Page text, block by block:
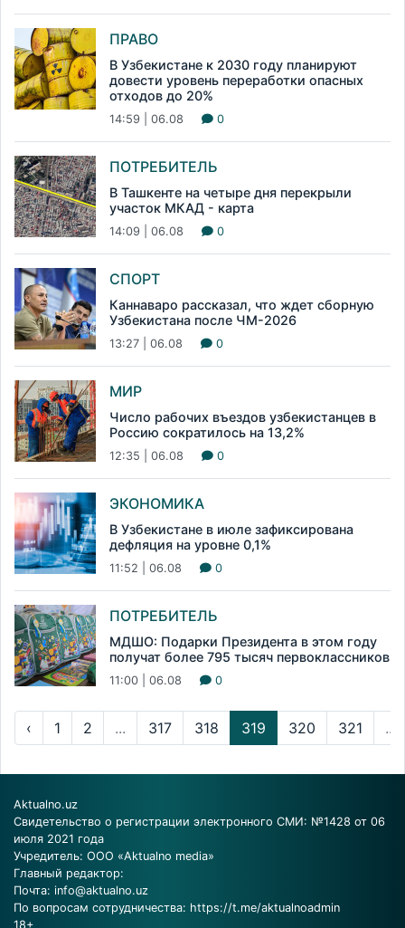
ПРАВО
В Узбекистане к 2030 году планируют
довести уровень переработки опасных
отходов до 20%
14:59 | 06.08 0
ПОТРЕБИТЕЛЬ
В Ташкенте на четыре дня перекрыли
участок МКАД - карта
14:09 | 06.08 0
СПОРТ
Каннаваро рассказал, что ждет сборную
Узбекистана после ЧМ-2026
13:27 | 06.08 0
МИР
Число рабочих въездов узбекистанцев в
Россию сократилось на 13,2%
12:35 | 06.08 0
ЭКОНОМИКА
В Узбекистане в июле зафиксирована
дефляция на уровне 0,1%
11:52 | 06.08 0
ПОТРЕБИТЕЛЬ
МДШО: Подарки Президента в этом году
получат более 795 тысяч первоклассников
11:00 | 06.08 0
‹ 1 2 ... 317 318 319 320 321 ...
Aktualno.uz
Свидетельство о регистрации электронного СМИ: №1428 от 06
июля 2021 года
Учредитель: ООО «Aktualno media»
Главный редактор:
Почта: info@aktualno.uz
По вопросам сотрудничества: https://t.me/aktualnoadmin
18+